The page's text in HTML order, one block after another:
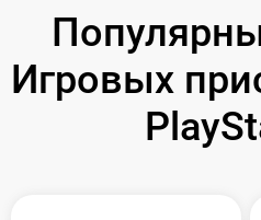
Игровых